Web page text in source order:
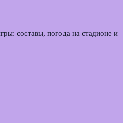
составы, погода на стадионе и